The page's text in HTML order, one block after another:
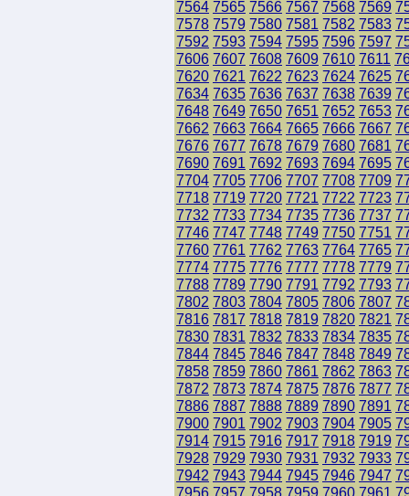
7564 7565 7566 7567 7568 7569
7578 7579 7580 7581 7582 7583
7592 7593 7594 7595 7596 7597
7606 7607 7608 7609 7610 7611
7620 7621 7622 7623 7624 7625
7634 7635 7636 7637 7638 7639
7648 7649 7650 7651 7652 7653
7662 7663 7664 7665 7666 7667
7676 7677 7678 7679 7680 7681
7690 7691 7692 7693 7694 7695
7704 7705 7706 7707 7708 7709
7718 7719 7720 7721 7722 7723
7732 7733 7734 7735 7736 7737
7746 7747 7748 7749 7750 7751
7760 7761 7762 7763 7764 7765
7774 7775 7776 7777 7778 7779
7788 7789 7790 7791 7792 7793
7802 7803 7804 7805 7806 7807
7816 7817 7818 7819 7820 7821
7830 7831 7832 7833 7834 7835
7844 7845 7846 7847 7848 7849
7858 7859 7860 7861 7862 7863
7872 7873 7874 7875 7876 7877
7886 7887 7888 7889 7890 7891
7900 7901 7902 7903 7904 7905
7914 7915 7916 7917 7918 7919
7928 7929 7930 7931 7932 7933
7942 7943 7944 7945 7946 7947
7956 7957 7958 7959 7960 7961